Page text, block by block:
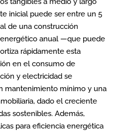
inicial puede ser entre un 5
de una construcción
anual —que puede
rápidamente esta
en el consumo de
y electricidad se
mantenimiento mínimo y una
dado el creciente
sostenibles. Además,
para eficiencia energética